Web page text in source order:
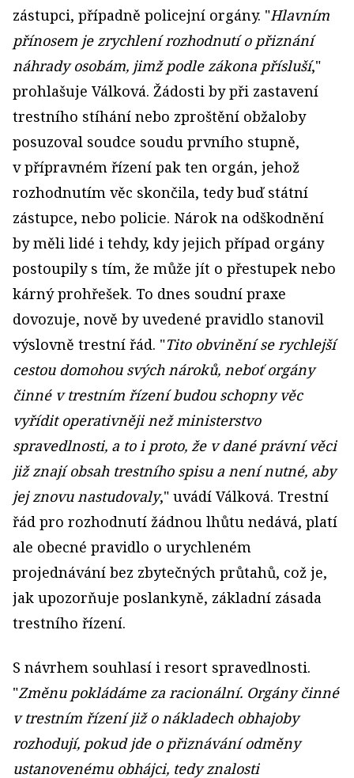
zástupci, případně policejní orgány. "Hlavním
přínosem je zrychlení rozhodnutí o přiznání
náhrady osobám, jimž podle zákona přísluší,"
prohlašuje Válková. Žádosti by při zastavení
trestního stíhání nebo zproštění obžaloby
posuzoval soudce soudu prvního stupně,
v přípravném řízení pak ten orgán, jehož
rozhodnutím věc skončila, tedy buď státní
zástupce, nebo policie. Nárok na odškodnění
by měli lidé i tehdy, kdy jejich případ orgány
postoupily s tím, že může jít o přestupek nebo
kárný prohřešek. To dnes soudní praxe
dovozuje, nově by uvedené pravidlo stanovil
výslovně trestní řád. "Tito obvinění se rychlejší
cestou domohou svých nároků, neboť orgány
činné v trestním řízení budou schopny věc
vyřídit operativněji než ministerstvo
spravedlnosti, a to i proto, že v dané právní věci
již znají obsah trestního spisu a není nutné, aby
jej znovu nastudovaly," uvádí Válková. Trestní
řád pro rozhodnutí žádnou lhůtu nedává, platí
ale obecné pravidlo o urychleném
projednávání bez zbytečných průtahů, což je,
jak upozorňuje poslankyně, základní zásada
trestního řízení.
S návrhem souhlasí i resort spravedlnosti.
"Změnu pokládáme za racionální. Orgány činné
v trestním řízení již o nákladech obhajoby
rozhodují, pokud jde o přiznávání odměny
ustanovenému obhájci, tedy znalosti